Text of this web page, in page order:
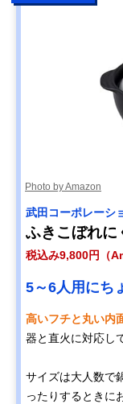
Photo by Amazon
武田コーポレー
ふきこぼれ
税込み9,800円（
5～6人用にち
高いフチと丸い内
器と直火に対応し
サイズは大人数で
ったりするときに